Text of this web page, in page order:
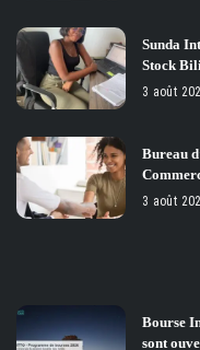
Sunda
Stock
3 août
Bureau
3 août
Bourse
sont